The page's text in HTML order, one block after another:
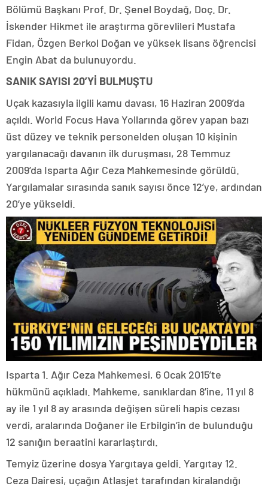
Bölümü Başkanı Prof. Dr. Şenel Boydağ, Doç. Dr.
İskender Hikmet ile araştırma görevlileri Mustafa
Fidan, Özgen Berkol Doğan ve yüksek lisans öğrencisi
Engin Abat da bulunuyordu.
SANIK SAYISI 20’Yİ BULMUŞTU
Uçak kazasıyla ilgili kamu davası, 16 Haziran 2009’da
açıldı. World Focus Hava Yollarında görev yapan bazı
üst düzey ve teknik personelden oluşan 10 kişinin
yargılanacağı davanın ilk duruşması, 28 Temmuz
2009’da Isparta Ağır Ceza Mahkemesinde görüldü.
Yargılamalar sırasında sanık sayısı önce 12’ye, ardından
20’ye yükseldi.
Isparta 1. Ağır Ceza Mahkemesi, 6 Ocak 2015’te
hükmünü açıkladı. Mahkeme, sanıklardan 8’ine, 11 yıl 8
ay ile 1 yıl 8 ay arasında değişen süreli hapis cezası
verdi, aralarında Doğaner ile Erbilgin’in de bulunduğu
12 sanığın beraatini kararlaştırdı.
Temyiz üzerine dosya Yargıtaya geldi. Yargıtay 12.
Ceza Dairesi, uçağın Atlasjet tarafından kiralandığı